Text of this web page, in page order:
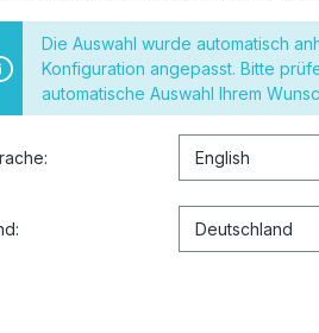
Die Auswahl wurde automatisch
Konfiguration angepasst. Bitte
automatische Auswahl Ihrem